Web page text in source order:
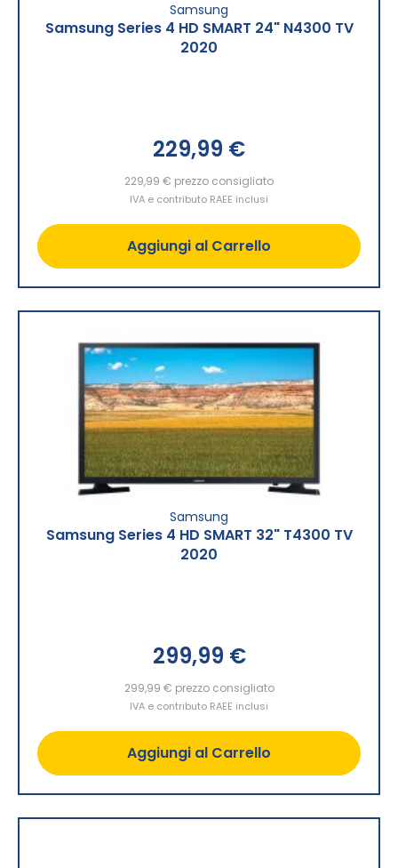
Samsung
Samsung Series 4 HD SMART 24" N4300 TV
2020
229,99 €
229,99 € prezzo consigliato
IVA e contributo RAEE inclusi
Aggiungi al Carrello
Samsung
Samsung Series 4 HD SMART 32" T4300 TV
2020
299,99 €
299,99 € prezzo consigliato
IVA e contributo RAEE inclusi
Aggiungi al Carrello